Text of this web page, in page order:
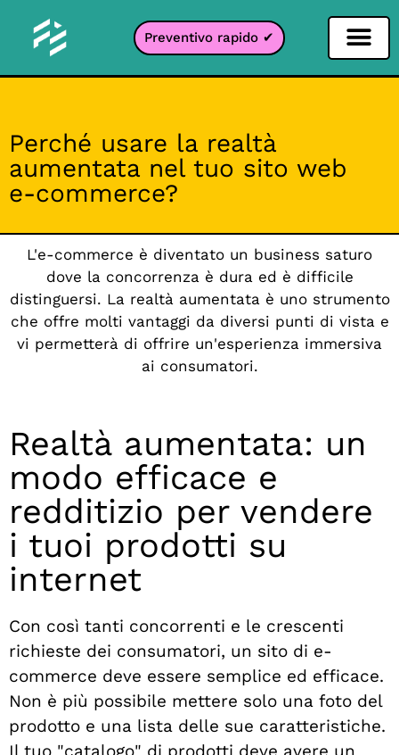
Preventivo rapido ✔
Perché usare la realtà
aumentata nel tuo sito web
e-commerce?
L'e-commerce è diventato un business saturo
dove la concorrenza è dura ed è difficile
distinguersi. La realtà aumentata è uno strumento
che offre molti vantaggi da diversi punti di vista e
vi permetterà di offrire un'esperienza immersiva
ai consumatori.
Realtà aumentata: un
modo efficace e
redditizio per vendere
i tuoi prodotti su
internet
Con così tanti concorrenti e le crescenti
richieste dei consumatori, un sito di e-
commerce deve essere semplice ed efficace.
Non è più possibile mettere solo una foto del
prodotto e una lista delle sue caratteristiche.
Il tuo "catalogo" di prodotti deve avere un